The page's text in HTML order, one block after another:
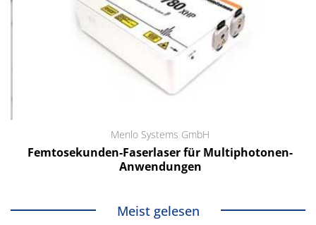
Menlo Systems GmbH
Femtosekunden-Faserlaser für Multiphotonen-
Anwendungen
Meist gelesen